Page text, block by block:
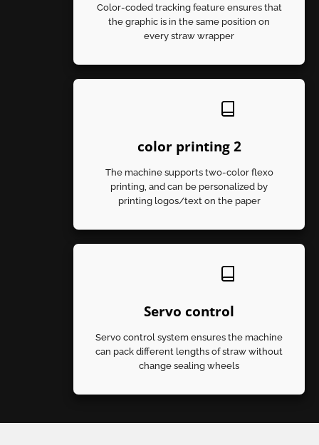
Color-coded tracking feature ensures that
the graphic is in the same position on
every straw wrapper
2 color printing
The machine supports two-color flexo
printing, and can be personalized by
printing logos/text on the paper
Servo control
Servo control system ensures the machine
can pack different lengths of straw without
change sealing wheels